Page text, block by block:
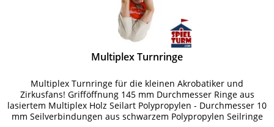
Multiplex Turnringe
Multiplex Turnringe für die kleinen Akrobatiker und
Zirkusfans! Grifföffnung 145 mm Durchmesser Ringe aus
lasiertem Multiplex Holz Seilart Polypropylen - Durchmesser 10
mm Seilverbindungen aus schwarzem Polypropylen Seilringe